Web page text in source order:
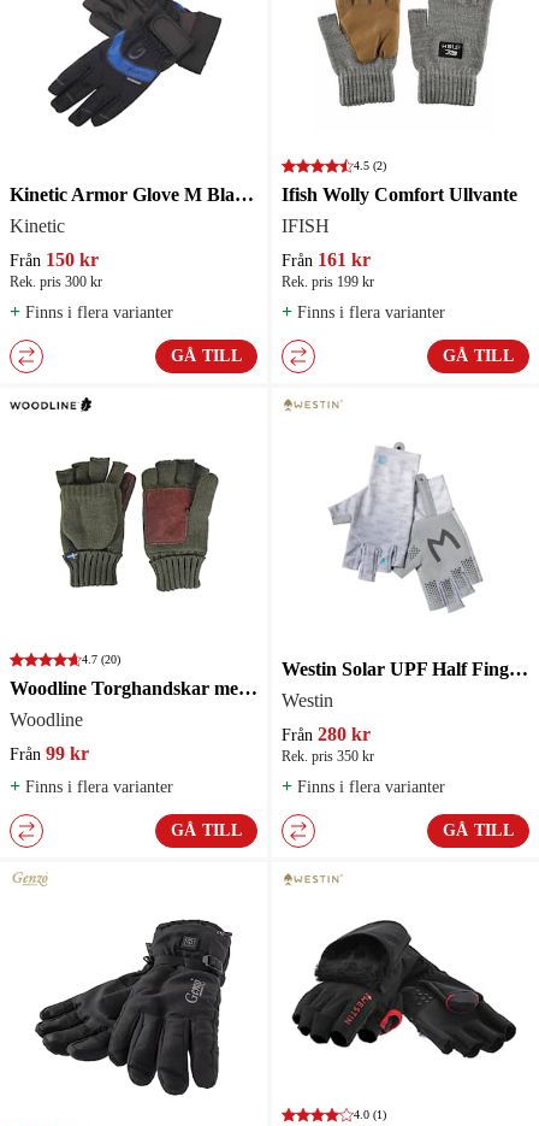
Kinetic Armor Glove M Black/Ocean
Kinetic
Från 150 kr
Rek. pris 300 kr
+ Finns i flera varianter
GÅ TILL
4.5 (2)
Ifish Wolly Comfort Ullvante
IFISH
Från 161 kr
Rek. pris 199 kr
+ Finns i flera varianter
GÅ TILL
4.7 (20)
Woodline Torghandskar med huva
Woodline
Från 99 kr
+ Finns i flera varianter
GÅ TILL
Westin Solar UPF Half Finger Handskar Grey
Westin
Från 280 kr
Rek. pris 350 kr
+ Finns i flera varianter
GÅ TILL
4.0 (1)